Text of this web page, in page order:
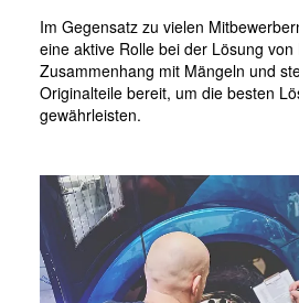
Im Gegensatz zu vielen
eine aktive Rolle bei der Lösung von
Zusammenhang mit Mängeln und
Originalteile bereit, um die besten
gewährleisten.